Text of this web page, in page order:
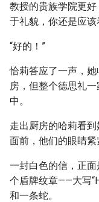
教授的贵族学院更
于礼貌，你还是应
“好的！”
恰莉答应了一声，
房，但整个德思礼
中。
走出厨房的哈莉看
面前，他们的眼睛紧
一封白色的信，正
个盾牌纹章——大写
和一条蛇。